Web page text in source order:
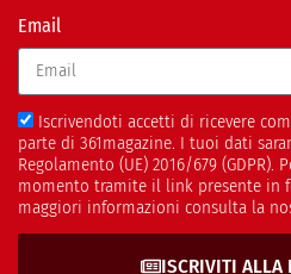
Email
Iscrivendoti accetti di ricevere
parte di 361magazine. I tuoi dati
Regolamento (UE) 2016/679
momento tramite il link presente in
maggiori informazioni consulta la
ISCRIVITI ALLA